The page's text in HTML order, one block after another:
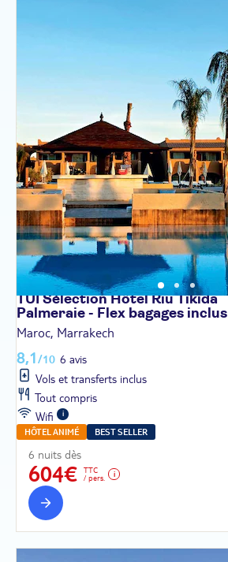
TUI Sélection Hôtel Riu Tikida
Palmeraie - Flex bagages inclus
Maroc, Marrakech
8,1/10 6 avis
Vols et transferts inclus
Tout compris
Wifi
HÔTEL ANIMÉ BEST SELLER
6 nuits dès
604€
TTC
/ pers.